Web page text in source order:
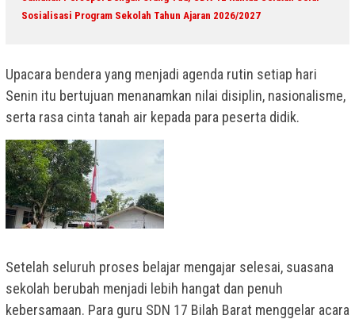
Sosialisasi Program Sekolah Tahun Ajaran 2026/2027
Upacara bendera yang menjadi agenda rutin setiap hari
Senin itu bertujuan menanamkan nilai disiplin, nasionalisme,
serta rasa cinta tanah air kepada para peserta didik.
Setelah seluruh proses belajar mengajar selesai, suasana
sekolah berubah menjadi lebih hangat dan penuh
kebersamaan. Para guru SDN 17 Bilah Barat menggelar acara